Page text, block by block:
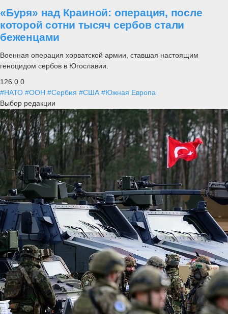
«Буря» над Краиной: операция, после
которой сотни тысяч сербов стали
беженцами
Военная операция хорватской армии, ставшая настоящим
геноцидом сербов в Югославии.
126 0 0
#НАТО #ООН #Сербия #США #Южная Европа
Выбор редакции